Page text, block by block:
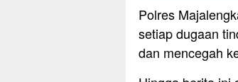
Polres
setiap dugaan
dan mencegah